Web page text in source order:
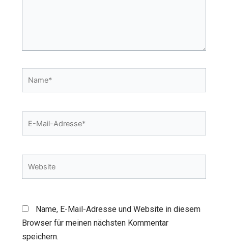
Name, E-Mail-Adresse und Website in diesem
Browser für meinen nächsten Kommentar
speichern.